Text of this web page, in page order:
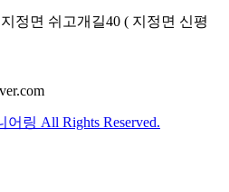
정면 쉬고개길40 ( 지정면 신평
링 All Rights Reserved.